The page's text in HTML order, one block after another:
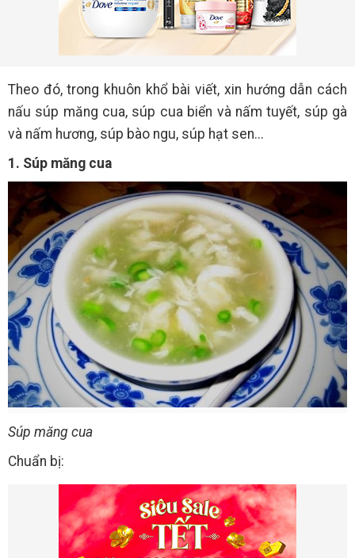
Theo đó, trong khuôn khổ bài viết, xin hướng dẫn cách
nấu súp măng cua, súp cua biển và nấm tuyết, súp gà
và nấm hương, súp bào ngu, súp hạt sen...
1. Súp măng cua
Súp măng cua
Chuẩn bị: